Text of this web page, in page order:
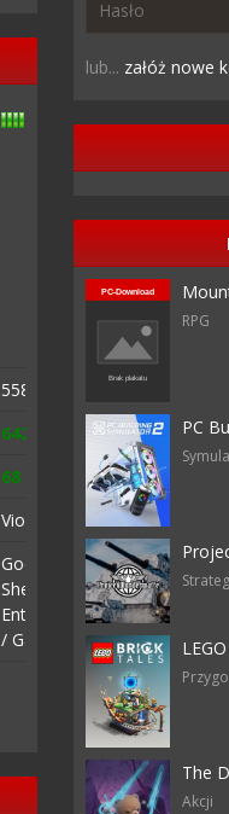
5584 razy
642
68
Violet Saint
Good
Shepherd
Entertainment
/ Gambitious
lub... załóż nowe
RPG
PC
The
Akcji